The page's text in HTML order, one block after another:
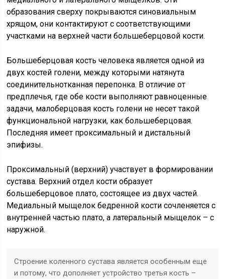
образования сверху покрываются синовиальным
хрящом, они контактируют с соответствующими
участками на верхней части большеберцовой кости.
Большеберцовая кость человека является одной из
двух костей голени, между которыми натянута
соединительнотканная перепонка. В отличие от
предплечья, где обе кости выполняют равноценные
задачи, малоберцовая кость голени не несет такой
функциональной нагрузки, как большеберцовая.
Последняя имеет проксимальный и дистальный
эпифизы.
Проксимальный (верхний) участвует в формировании
сустава. Верхний отдел кости образует
большеберцовое плато, состоящее из двух частей.
Медиальный мыщелок бедренной кости сочленяется с
внутренней частью плато, а латеральный мыщелок – с
наружной.
Строение коленного сустава является особенным еще
и потому, что дополняет устройство третья кость –